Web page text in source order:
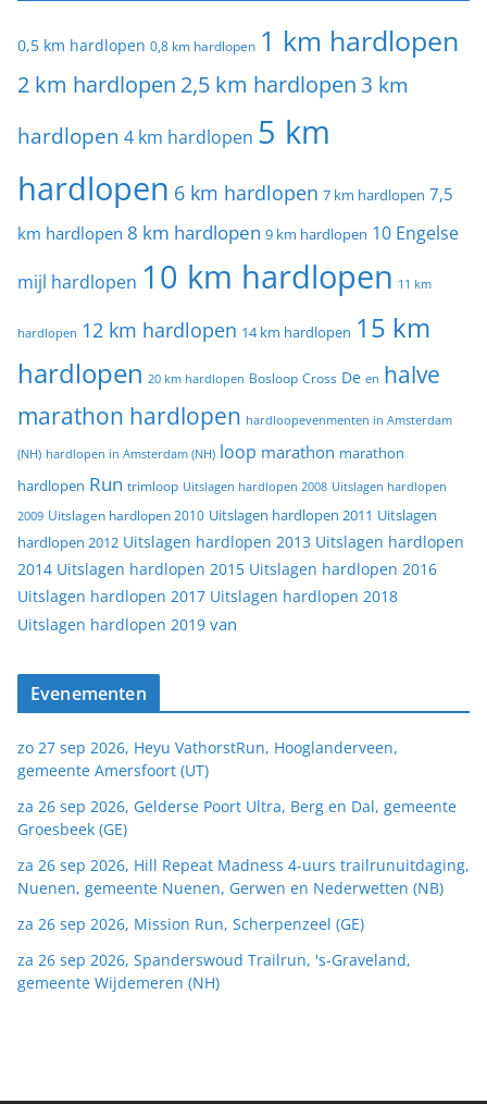
0,5 km hardlopen 0,8 km hardlopen 1 km hardlopen
2 km hardlopen 2,5 km hardlopen 3 km
hardlopen 4 km hardlopen 5 km
hardlopen 6 km hardlopen 7 km hardlopen 7,5
km hardlopen 8 km hardlopen 9 km hardlopen 10 Engelse
mijl hardlopen 10 km hardlopen 11 km
hardlopen 12 km hardlopen 14 km hardlopen 15 km
hardlopen 20 km hardlopen Bosloop Cross De en halve
marathon hardlopen hardloopevenmenten in Amsterdam
(NH) hardlopen in Amsterdam (NH) loop marathon marathon
hardlopen Run trimloop Uitslagen hardlopen 2008 Uitslagen hardlopen
2009 Uitslagen hardlopen 2010 Uitslagen hardlopen 2011 Uitslagen
hardlopen 2012 Uitslagen hardlopen 2013 Uitslagen hardlopen
2014 Uitslagen hardlopen 2015 Uitslagen hardlopen 2016
Uitslagen hardlopen 2017 Uitslagen hardlopen 2018
Uitslagen hardlopen 2019 van
Evenementen
zo 27 sep 2026, Heyu VathorstRun, Hooglanderveen,
gemeente Amersfoort (UT)
za 26 sep 2026, Gelderse Poort Ultra, Berg en Dal, gemeente
Groesbeek (GE)
za 26 sep 2026, Hill Repeat Madness 4-uurs trailrunuitdaging,
Nuenen, gemeente Nuenen, Gerwen en Nederwetten (NB)
za 26 sep 2026, Mission Run, Scherpenzeel (GE)
za 26 sep 2026, Spanderswoud Trailrun, 's-Graveland,
gemeente Wijdemeren (NH)